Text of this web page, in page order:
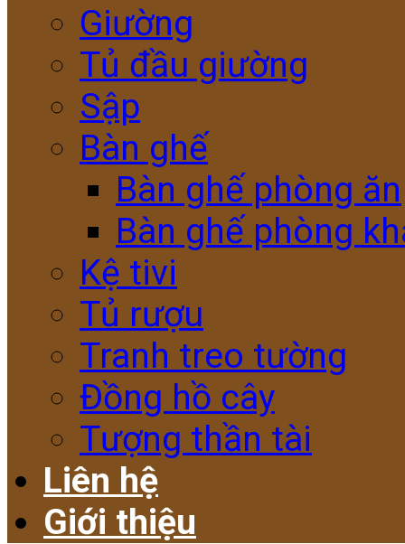
Giường
Tủ đầu giường
Sập
Bàn ghế
Bàn ghế phòng ăn
Bàn ghế phòng
Kệ tivi
Tủ rượu
Tranh treo tường
Đồng hồ cây
Tượng thần tài
Liên hệ
Giới thiệu